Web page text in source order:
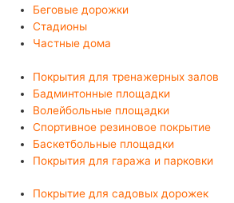
Беговые дорожки
Стадионы
Частные дома
Покрытия для тренажерных залов
Бадминтонные площадки
Волейбольные площадки
Спортивное резиновое покрытие
Баскетбольные площадки
Покрытия для гаража и парковки
Покрытие для садовых дорожек